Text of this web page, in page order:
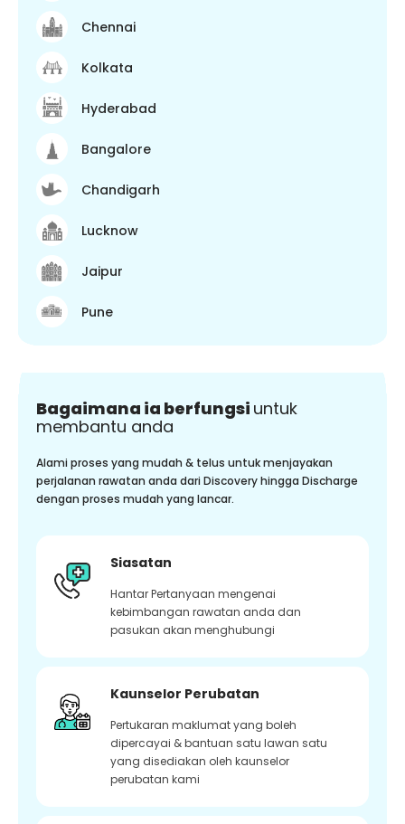
Chennai
Kolkata
Hyderabad
Bangalore
Chandigarh
Lucknow
Jaipur
Pune
Bagaimana ia berfungsi untuk
membantu anda
Alami proses yang mudah & telus untuk menjayakan
perjalanan rawatan anda dari Discovery hingga Discharge
dengan proses mudah yang lancar.
Siasatan
Hantar Pertanyaan mengenai
kebimbangan rawatan anda dan
pasukan akan menghubungi
Kaunselor Perubatan
Pertukaran maklumat yang boleh
dipercayai & bantuan satu lawan satu
yang disediakan oleh kaunselor
perubatan kami